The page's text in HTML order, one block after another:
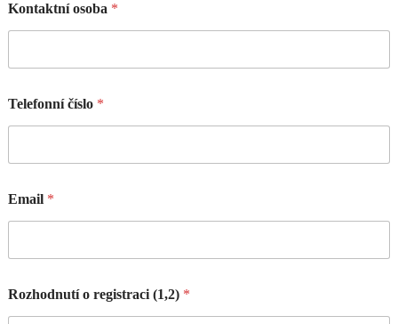
Kontaktní osoba *
Telefonní číslo *
Email *
Rozhodnutí o registraci (1,2) *